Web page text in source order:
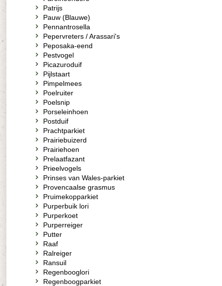
Patrijs
Pauw (Blauwe)
Pennantrosella
Pepervreters / Arassari's
Peposaka-eend
Pestvogel
Picazuroduif
Pijlstaart
Pimpelmees
Poelruiter
Poelsnip
Porseleinhoen
Postduif
Prachtparkiet
Prairiebuizerd
Prairiehoen
Prelaatfazant
Prieelvogels
Prinses van Wales-parkiet
Provencaalse grasmus
Pruimekopparkiet
Purperbuik lori
Purperkoet
Purperreiger
Putter
Raaf
Ralreiger
Ransuil
Regenbooglori
Regenboogparkiet